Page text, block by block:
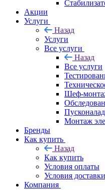
Акции
Услуги
Назад
Услуги
Все услуги
Назад
Все услуги
Шеф-
Монтаж
Бренды
Как купить
Назад
Как купить
Условия оплаты
Условия доставки
Компания